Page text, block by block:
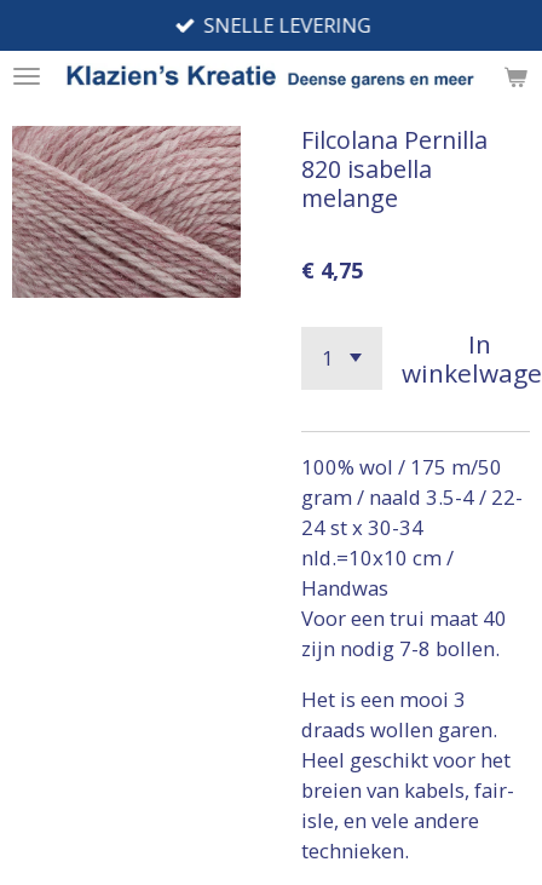
direct
naar
hoofdinhoud
SNELLE LEVERING
Filcolana Pernilla
820 isabella
melange
€ 4,75
In
100% wol / 175 m/50
gram / naald 3.5-4 / 22-
24 st x 30-34
nld.=10x10 cm /
Handwas
Voor een trui maat 40
zijn nodig 7-8 bollen.
Het is een mooi 3
draads wollen garen.
Heel geschikt voor het
breien van kabels, fair-
isle, en vele andere
technieken.